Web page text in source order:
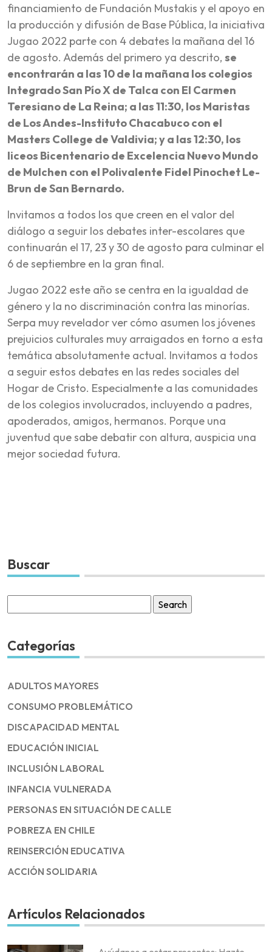
financiamiento de Fundación Mustakis y el apoyo en
la producción y difusión de Base Pública, la iniciativa
Jugao 2022 parte con 4 debates la mañana del 16
de agosto. Además del primero ya descrito, se
encontrarán a las 10 de la mañana los colegios
Integrado San Pío X de Talca con El Carmen
Teresiano de La Reina; a las 11:30, los Maristas
de Los Andes-Instituto Chacabuco con el
Masters College de Valdivia; y a las 12:30, los
liceos Bicentenario de Excelencia Nuevo Mundo
de Mulchen con el Polivalente Fidel Pinochet Le-
Brun de San Bernardo.
Invitamos a todos los que creen en el valor del
diálogo a seguir los debates inter-escolares que
continuarán el 17, 23 y 30 de agosto para culminar el
6 de septiembre en la gran final.
Jugao 2022 este año se centra en la igualdad de
género y la no discriminación contra las minorías.
Serpa muy revelador ver cómo asumen los jóvenes
prejuicios culturales muy arraigados en torno a esta
temática absolutamente actual. Invitamos a todos
a seguir estos debates en las redes sociales del
Hogar de Cristo. Especialmente a las comunidades
de los colegios involucrados, incluyendo a padres,
apoderados, amigos, hermanos. Porque una
juventud que sabe debatir con altura, auspicia una
mejor sociedad futura.
Buscar
for:
Categorías
ADULTOS MAYORES
CONSUMO PROBLEMÁTICO
DISCAPACIDAD MENTAL
EDUCACIÓN INICIAL
INCLUSIÓN LABORAL
INFANCIA VULNERADA
PERSONAS EN SITUACIÓN DE CALLE
POBREZA EN CHILE
REINSERCIÓN EDUCATIVA
ACCIÓN SOLIDARIA
Artículos Relacionados